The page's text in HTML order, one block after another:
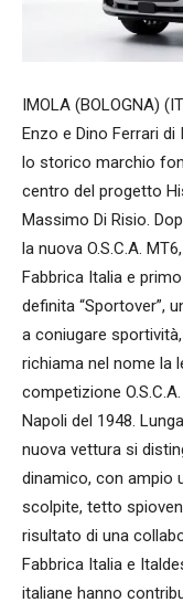
IMOLA (BOLOGNA)
Enzo e Dino Ferrari di
lo storico marchio
centro del progetto
Massimo Di Risio.
la nuova O.S.C.A.
Fabbrica Italia e
definita “Sportover”,
a coniugare
richiama nel nome la
competizione
Napoli del 1948.
nuova vettura si
dinamico, con ampio
scolpite, tetto
risultato di una
Fabbrica Italia e
italiane hanno